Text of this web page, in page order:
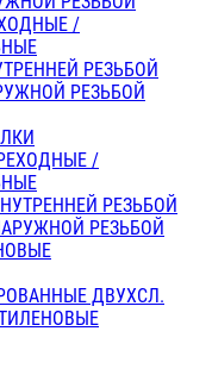
/
РЕЗЬБОЙ
РЕЗЬБОЙ
/
РЕЗЬБОЙ
РЕЗЬБОЙ
ДВУХСЛ.